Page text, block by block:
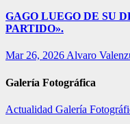
GAGO LUEGO DE SU
PARTIDO».
Mar 26, 2026 Alvaro
Galería Fotográfica
Actualidad Galería